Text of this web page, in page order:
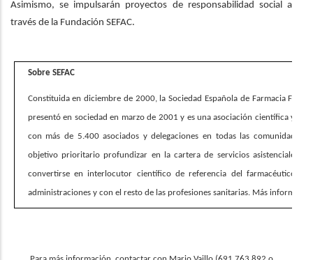
Asimismo, se impulsarán proyectos de responsabilidad social a
través de la Fundación SEFAC.
Sobre SEFAC
Constituida en diciembre de 2000, la Sociedad Española de Farmacia
presentó en sociedad en marzo de 2001 y es una asociación científica y
con más de 5.400 asociados y delegaciones en todas las comunidades
objetivo prioritario profundizar en la cartera de servicios asistenciales
convertirse en interlocutor científico de referencia del farmacéutico
administraciones y con el resto de las profesiones sanitarias. Más